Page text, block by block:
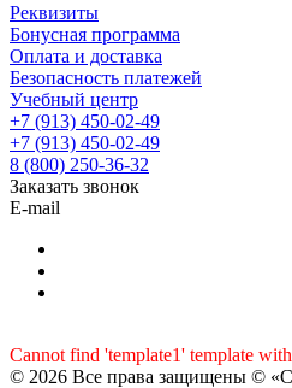
Реквизиты
Бонусная программа
Оплата и доставка
Безопасность платежей
Учебный центр
+7 (913) 450-02-49
+7 (913) 450-02-49
8 (800) 250-36-32
Заказать звонок
E-mail
Cannot find 'template1' template
© 2026 Все права защищены ©